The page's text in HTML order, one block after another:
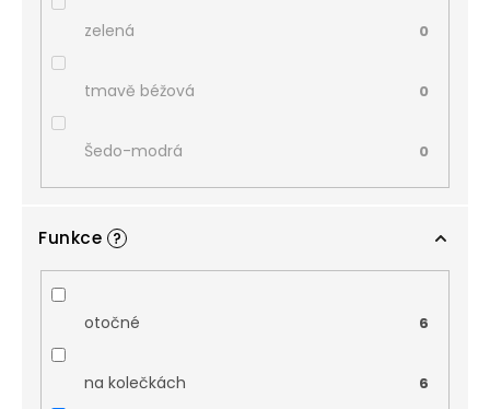
zelená 0
tmavě béžová 0
Šedo-modrá 0
Funkce ?
otočné 6
na kolečkách 6